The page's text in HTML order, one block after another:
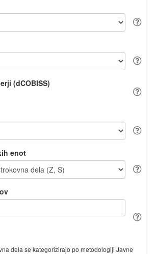
(dCOBISS)
enot
dela se kategorizirajo po metodologiji Javne